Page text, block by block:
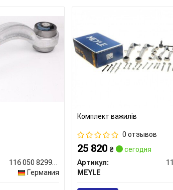
116 050 8299/HD
Германия
Комплект важилiв
0 отзывов
25 820 ₴
сегодня
Артикул:
MEYLE